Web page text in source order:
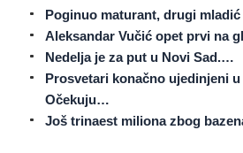
Poginuo maturant, drugi
Aleksandar Vučić opet prvi na
Nedelja je za put u Novi Sad.…
Prosvetari konačno ujedinjeni
Očekuju…
Još trinaest miliona zbog